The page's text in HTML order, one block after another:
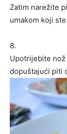
Zatim narežite
umakom koji
8.
Upotrijebite
dopuštajući piti